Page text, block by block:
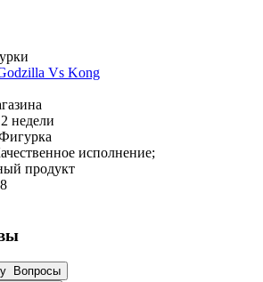
Vs Kong
2 недели
исполнение;
продукт
Вопросы